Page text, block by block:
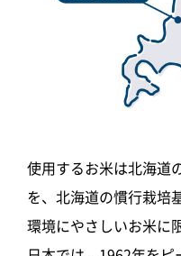
使用するお米は北海道
を、北海道の慣行栽培
環境にやさしいお米に